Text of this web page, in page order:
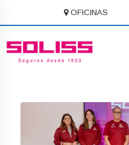
OFICINAS